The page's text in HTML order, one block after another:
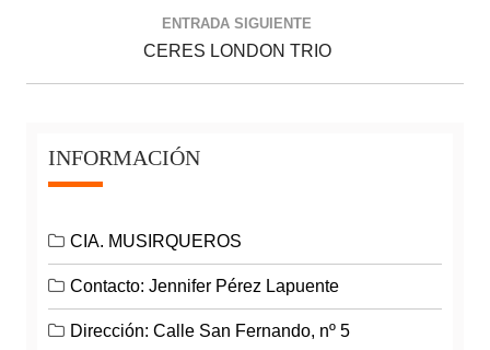
ENTRADA SIGUIENTE
CERES LONDON TRIO
INFORMACIÓN
CIA. MUSIRQUEROS
Contacto: Jennifer Pérez Lapuente
Dirección: Calle San Fernando, nº 5